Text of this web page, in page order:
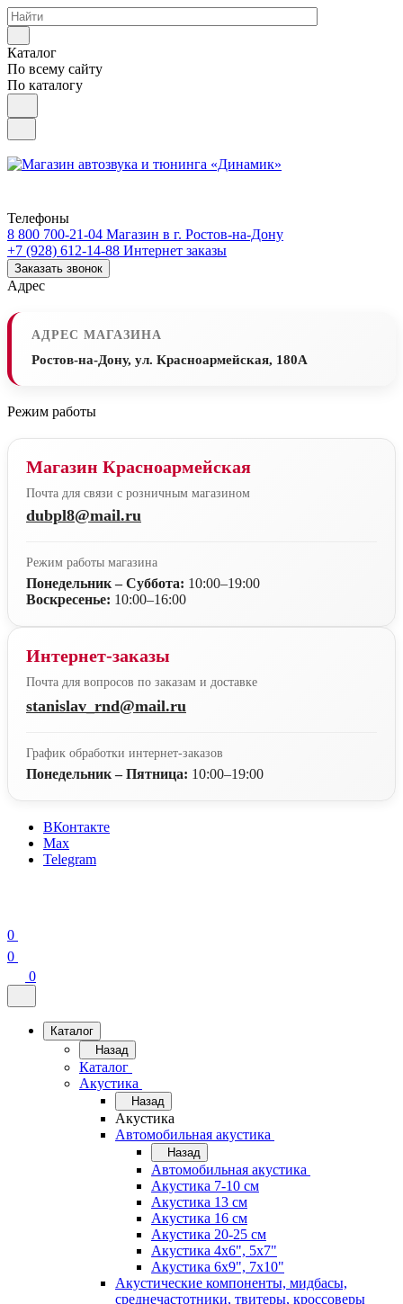
Каталог
По всему сайту
По каталогу
Телефоны
8 800 700-21-04 Магазин в г. Ростов-на-Дону
+7 (928) 612-14-88 Интернет заказы
Заказать звонок
Адрес
АДРЕС МАГАЗИНА
Ростов-на-Дону, ул. Красноармейская, 180А
Режим работы
Магазин Красноармейская
Почта для связи с розничным магазином
dubpl8@mail.ru
Режим работы магазина
Понедельник – Суббота: 10:00–19:00
Воскресенье: 10:00–16:00
Интернет-заказы
Почта для вопросов по заказам и доставке
stanislav_rnd@mail.ru
График обработки интернет-заказов
Понедельник – Пятница: 10:00–19:00
ВКонтакте
Max
Telegram
0
0
0
Каталог
Назад
Каталог
Акустика
Назад
Акустика
Автомобильная акустика
Назад
Автомобильная акустика
Акустика 7-10 см
Акустика 13 см
Акустика 16 см
Акустика 20-25 см
Акустика 4х6", 5х7"
Акустика 6х9", 7х10"
Акустические компоненты, мидбасы,
среднечастотники, твитеры, кроссоверы